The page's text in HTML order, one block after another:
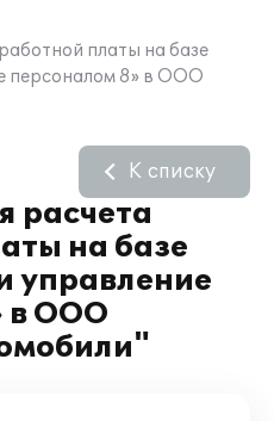
платы на базе
персоналом 8» в ООО
расчета
на базе
управление
в ООО
К списку